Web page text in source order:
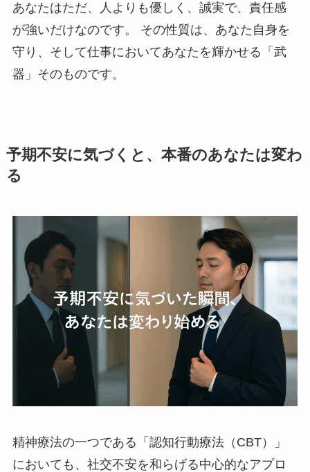
あなたはただ、人よりも優しく、誠実で、責任感
が強いだけなのです。 その性質は、あなた自身を
守り、そして仕事においてあなたを輝かせる「武
器」そのものです。
予期不安に気づくと、本番のあなたは変わ
る
精神療法の一つである「認知行動療法（CBT）」
においても、社交不安を和らげる中心的なアプロ